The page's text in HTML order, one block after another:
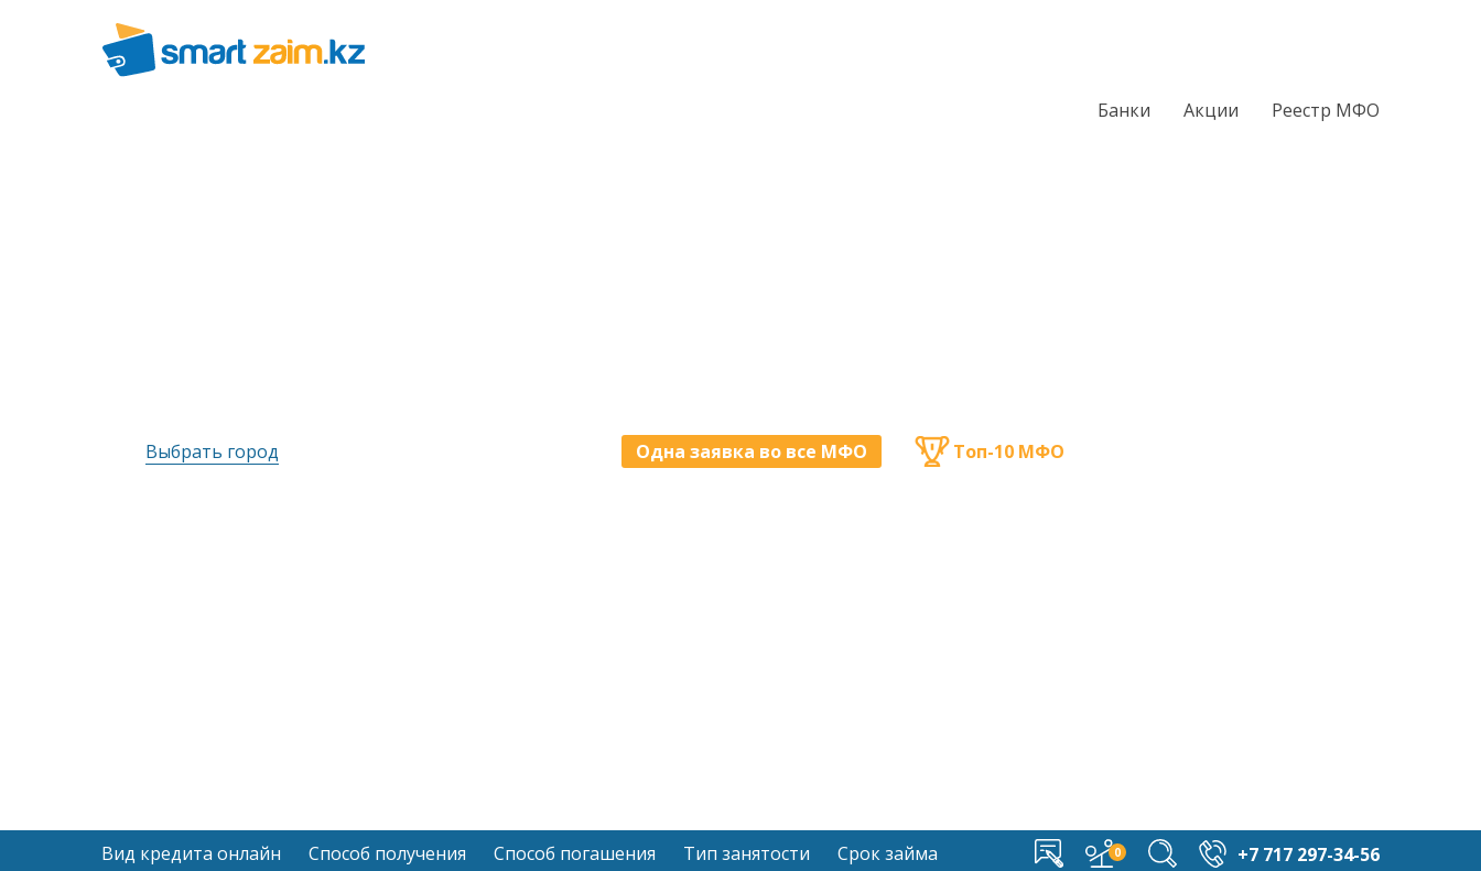
Выбрать город Одна заявка во все МФО Топ-10 МФО
Банки Акции Реестр МФО
Вид кредита онлайн Способ получения Способ погашения Тип занятости Срок займа +7 717 297-34-56